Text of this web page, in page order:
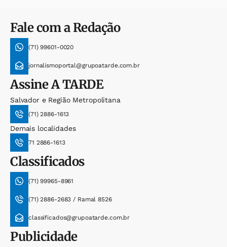
Fale com a Redação
(71) 99601-0020
jornalismoportal@grupoatarde.com.br
AssineA TARDE
Salvador e Região Metropolitana
(71) 2886-1613
Demais localidades
71 2886-1613
Classificados
(71) 99965-8961
(71) 2886-2683 / Ramal 8526
classificados@grupoatarde.com.br
Publicidade